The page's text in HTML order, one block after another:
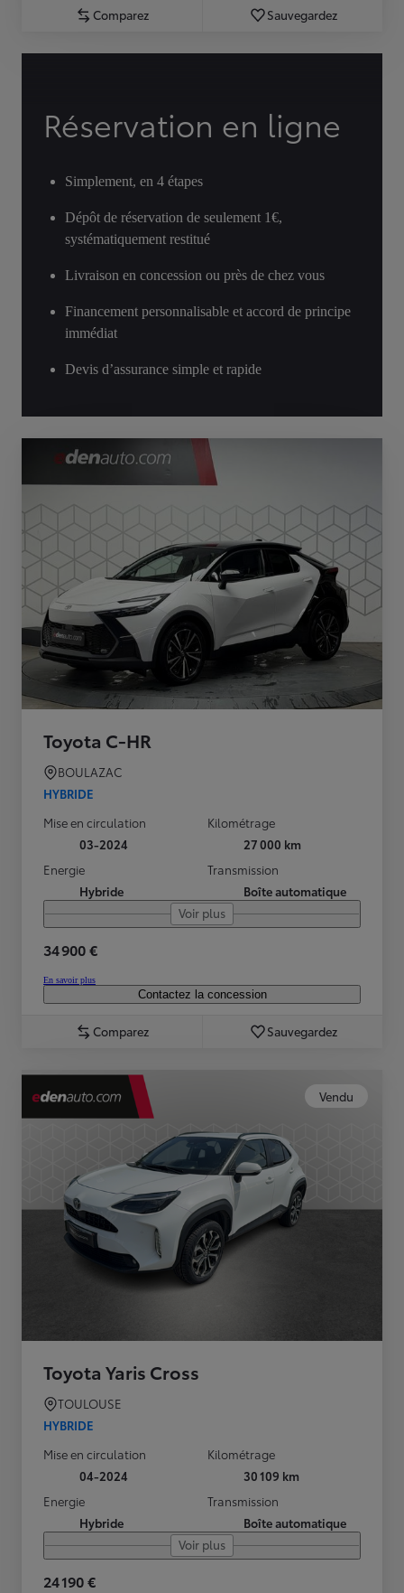
Comparez Sauvegardez
Réservation en ligne
Simplement, en 4 étapes
Dépôt de réservation de seulement 1€,
systématiquement restitué
Livraison en concession ou près de chez vous
Financement personnalisable et accord de principe
immédiat
Devis d’assurance simple et rapide
Toyota C-HR
BOULAZAC
HYBRIDE
Mise en circulation
03-2024
Kilométrage
27 000 km
Energie
Hybride
Transmission
Boîte automatique
Voir plus
34 900 €
En savoir plus
Contactez la concession
Comparez Sauvegardez
Vendu
Toyota Yaris Cross
TOULOUSE
HYBRIDE
Mise en circulation
04-2024
Kilométrage
30 109 km
Energie
Hybride
Transmission
Boîte automatique
Voir plus
24 190 €